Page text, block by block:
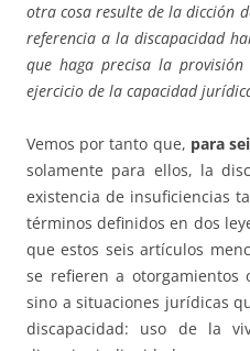
otra cosa resulte de la dicción
referencia a la discapacidad
que haga precisa la
ejercicio de la capacidad
Vemos por tanto que, para
solamente para ellos, la
existencia de insuficiencias
términos definidos en dos
que estos seis artículos
se refieren a otorgamientos
sino a situaciones jurídicas
discapacidad: uso de la